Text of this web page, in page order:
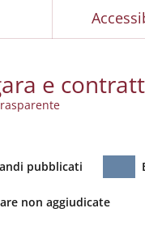
e
pubblicati
non aggiudicate